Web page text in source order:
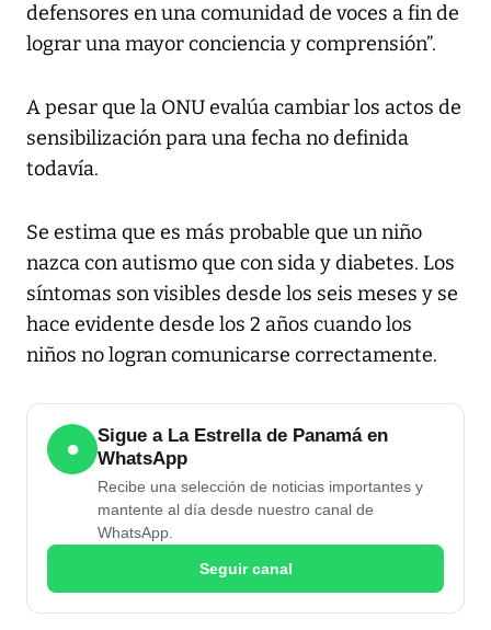
defensores en una comunidad de voces a fin de
lograr una mayor conciencia y comprensión”.
A pesar que la ONU evalúa cambiar los actos de
sensibilización para una fecha no definida
todavía.
Se estima que es más probable que un niño
nazca con autismo que con sida y diabetes. Los
síntomas son visibles desde los seis meses y se
hace evidente desde los 2 años cuando los
niños no logran comunicarse correctamente.
●
Sigue a La Estrella de Panamá en
WhatsApp
Recibe una selección de noticias importantes y
mantente al día desde nuestro canal de
WhatsApp.
Seguir canal